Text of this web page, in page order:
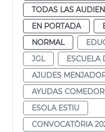
TODAS LAS
EN PORTADA
NORMAL
JGL
ESCUELA
AJUDES
AYUDAS
ESOLA ESTIU
CONVOCATÒRIA